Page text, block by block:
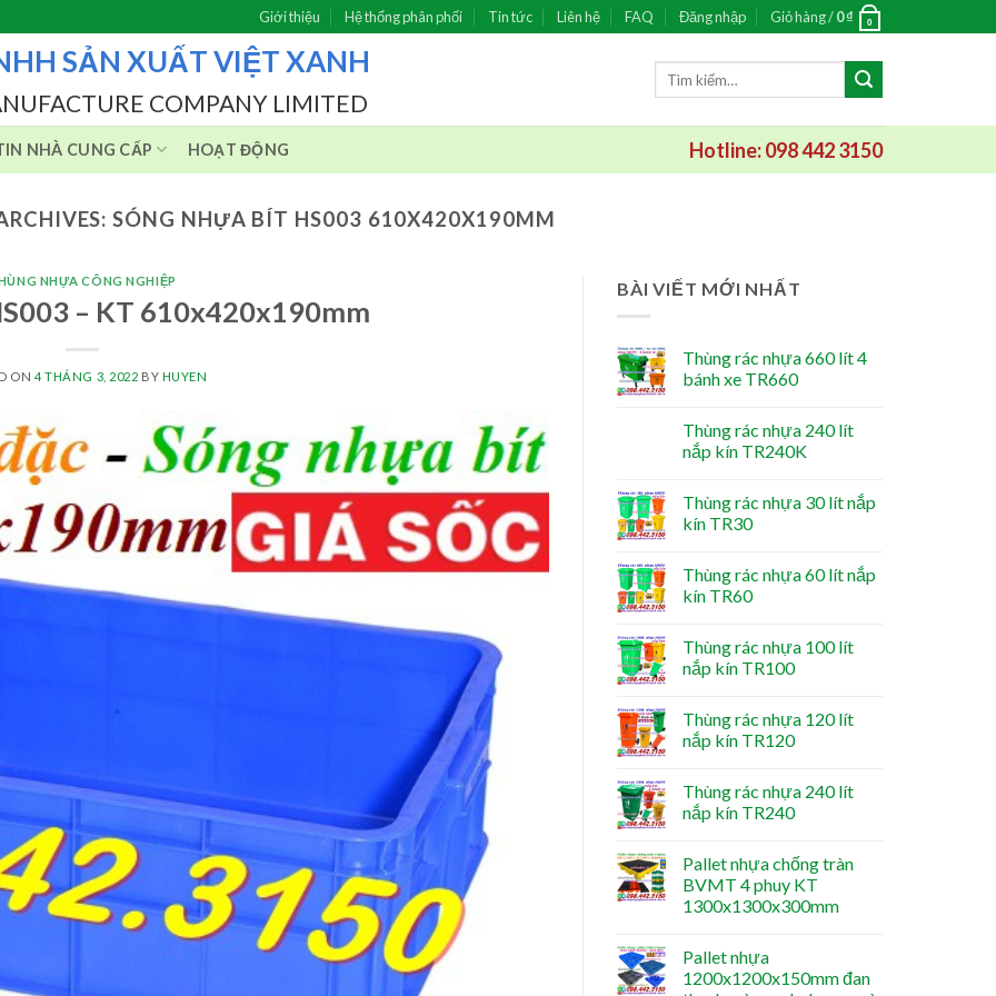
Giới thiệu Hệ thống phân phối Tin tức Liên hệ FAQ Đăng nhập Giỏ hàng /0₫ 0
SẢN XUẤT VIỆT XANH
COMPANY LIMITED
NHÀ CUNG CẤP HOẠT ĐỘNG Hotline: 098 442 3150
SÓNG NHỰA BÍT HS003 610X420X190MM
NHỰA CÔNG NGHIỆP
– KT 610x420x190mm
ON4 THÁNG 3, 2022 BY HUYEN
BÀI VIẾT MỚI NHẤT
Thùng rác nhựa 660 lít 4
bánh xe TR660
Thùng rác nhựa 240 lít
nắp kín TR240K
Thùng rác nhựa 30 lít nắp
kín TR30
Thùng rác nhựa 60 lít nắp
kín TR60
Thùng rác nhựa 100 lít
nắp kín TR100
Thùng rác nhựa 120 lít
nắp kín TR120
Thùng rác nhựa 240 lít
nắp kín TR240
Pallet nhựa chống tràn
BVMT 4 phuy KT
1300x1300x300mm
Pallet nhựa
1200x1200x150mm đan